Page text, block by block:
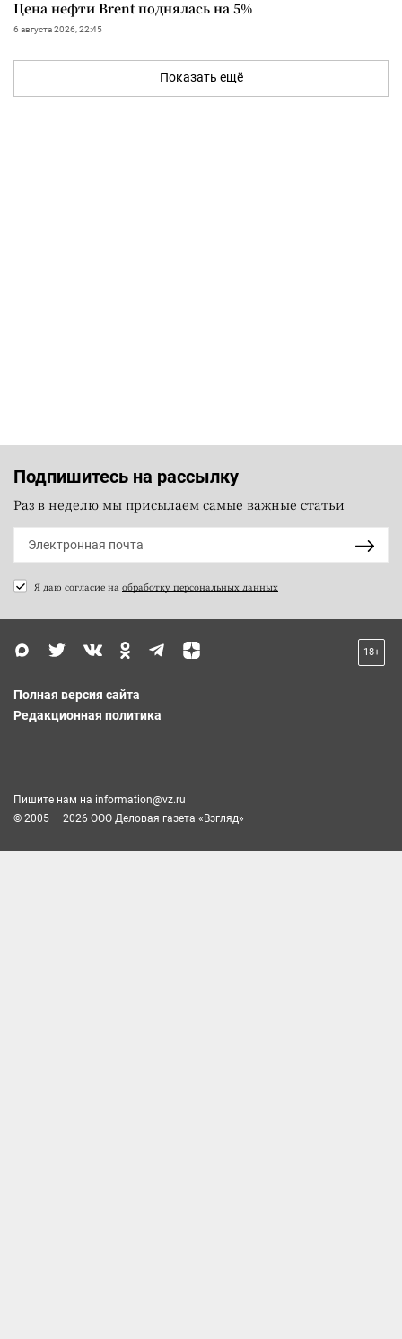
Цена нефти Brent поднялась на 5%
6 августа 2026, 22:45
Показать ещё
Подпишитесь на рассылку
Раз в неделю мы присылаем самые важные статьи
Я даю согласие на обработку персональных данных
18+
Полная версия сайта
Редакционная политика
Пишите нам на information@vz.ru
© 2005 — 2026 ООО Деловая газета «Взгляд»